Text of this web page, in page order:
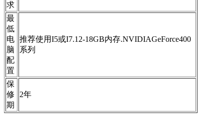
求
最
低
电
脑
配
置
推荐使用I5或I7.12-18GB内存.NVIDIAGeForce400
系列
保
修
期
2年